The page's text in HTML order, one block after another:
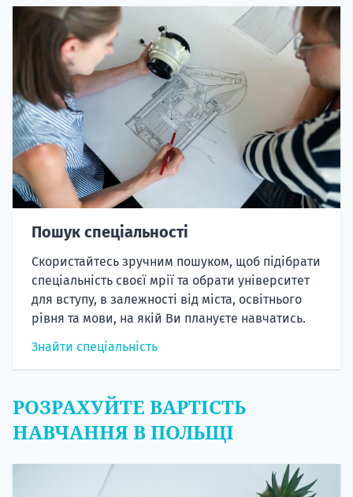
Пошук спеціальності
Скористайтесь зручним пошуком, щоб підібрати
спеціальність своєї мрії та обрати університет
для вступу, в залежності від міста, освітнього
рівня та мови, на якій Ви плануєте навчатись.
Знайти спеціальність
РОЗРАХУЙТЕ ВАРТІСТЬ
НАВЧАННЯ В ПОЛЬЩІ